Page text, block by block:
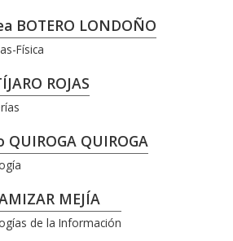
BOTERO LONDOÑO
Física
ROJAS
QUIROGA
MEJÍA
de la Información